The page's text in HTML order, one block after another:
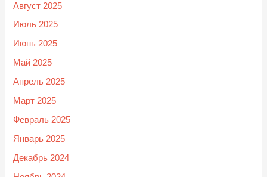
Август 2025
Июль 2025
Июнь 2025
Май 2025
Апрель 2025
Март 2025
Февраль 2025
Январь 2025
Декабрь 2024